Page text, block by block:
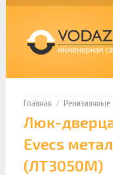
Люк-
Evecs
(ЛТ3050М)